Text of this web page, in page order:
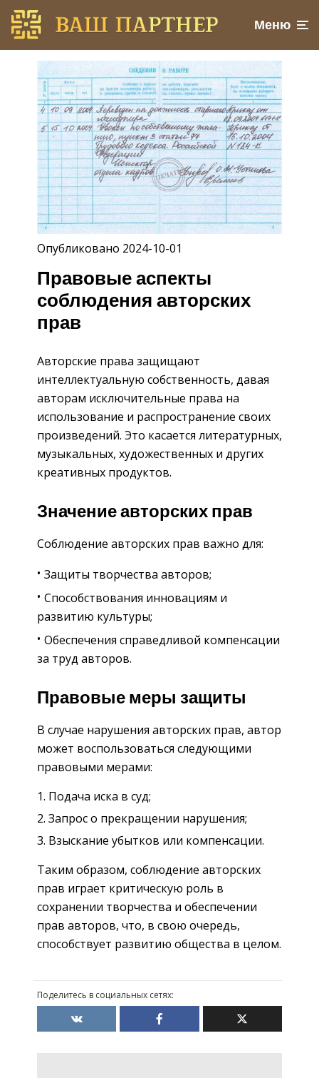
Меню
Опубликовано 2024-10-01
Правовые аспекты
соблюдения авторских
прав
Авторские права защищают
интеллектуальную собственность, давая
авторам исключительные права на
использование и распространение своих
произведений. Это касается литературных,
музыкальных, художественных и других
креативных продуктов.
Значение авторских прав
Соблюдение авторских прав важно для:
Защиты творчества авторов;
Способствования инновациям и
развитию культуры;
Обеспечения справедливой компенсации
за труд авторов.
Правовые меры защиты
В случае нарушения авторских прав, автор
может воспользоваться следующими
правовыми мерами:
Подача иска в суд;
Запрос о прекращении нарушения;
Взыскание убытков или компенсации.
Таким образом, соблюдение авторских
прав играет критическую роль в
сохранении творчества и обеспечении
прав авторов, что, в свою очередь,
способствует развитию общества в целом.
Поделитесь в социальных сетях: